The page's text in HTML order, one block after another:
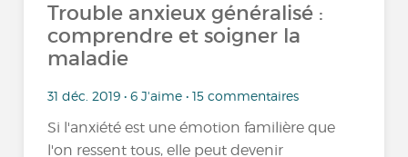
Trouble anxieux généralisé :
comprendre et soigner la
maladie
31 déc. 2019 • 6 J'aime • 15 commentaires
Si l'anxiété est une émotion familière que
l'on ressent tous, elle peut devenir